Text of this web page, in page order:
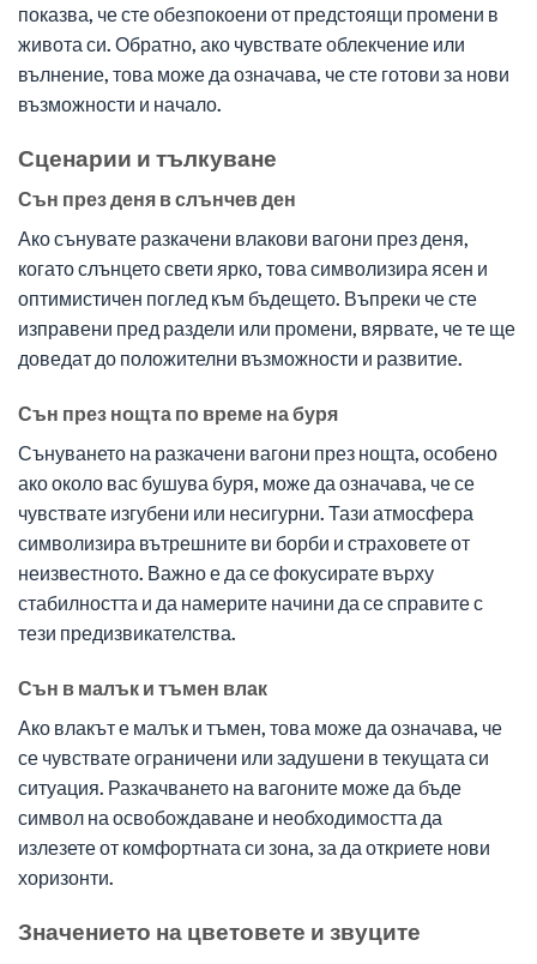
показва, че сте обезпокоени от предстоящи промени в
живота си. Обратно, ако чувствате облекчение или
вълнение, това може да означава, че сте готови за нови
възможности и начало.
Сценарии и тълкуване
Сън през деня в слънчев ден
Ако сънувате разкачени влакови вагони през деня,
когато слънцето свети ярко, това символизира ясен и
оптимистичен поглед към бъдещето. Въпреки че сте
изправени пред раздели или промени, вярвате, че те ще
доведат до положителни възможности и развитие.
Сън през нощта по време на буря
Сънуването на разкачени вагони през нощта, особено
ако около вас бушува буря, може да означава, че се
чувствате изгубени или несигурни. Тази атмосфера
символизира вътрешните ви борби и страховете от
неизвестното. Важно е да се фокусирате върху
стабилността и да намерите начини да се справите с
тези предизвикателства.
Сън в малък и тъмен влак
Ако влакът е малък и тъмен, това може да означава, че
се чувствате ограничени или задушени в текущата си
ситуация. Разкачването на вагоните може да бъде
символ на освобождаване и необходимостта да
излезете от комфортната си зона, за да откриете нови
хоризонти.
Значението на цветовете и звуците